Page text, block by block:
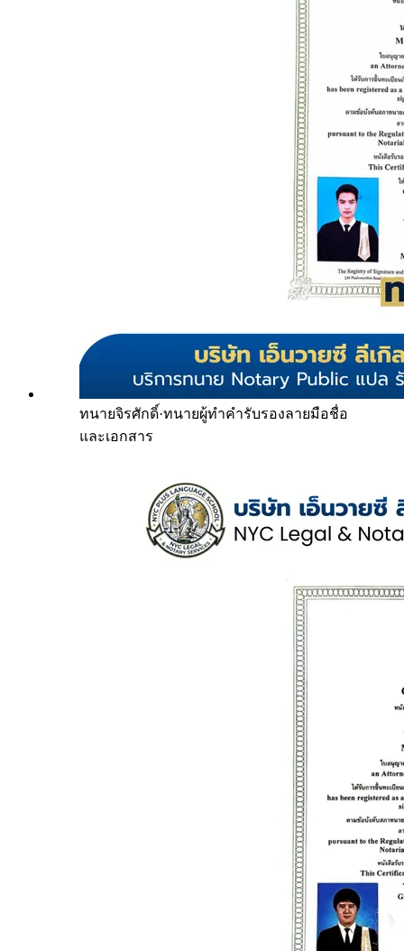
ทนายจิรศักดิ์·ทนายผู้ทำคำรับรองลายมือชื่อ
และเอกสาร